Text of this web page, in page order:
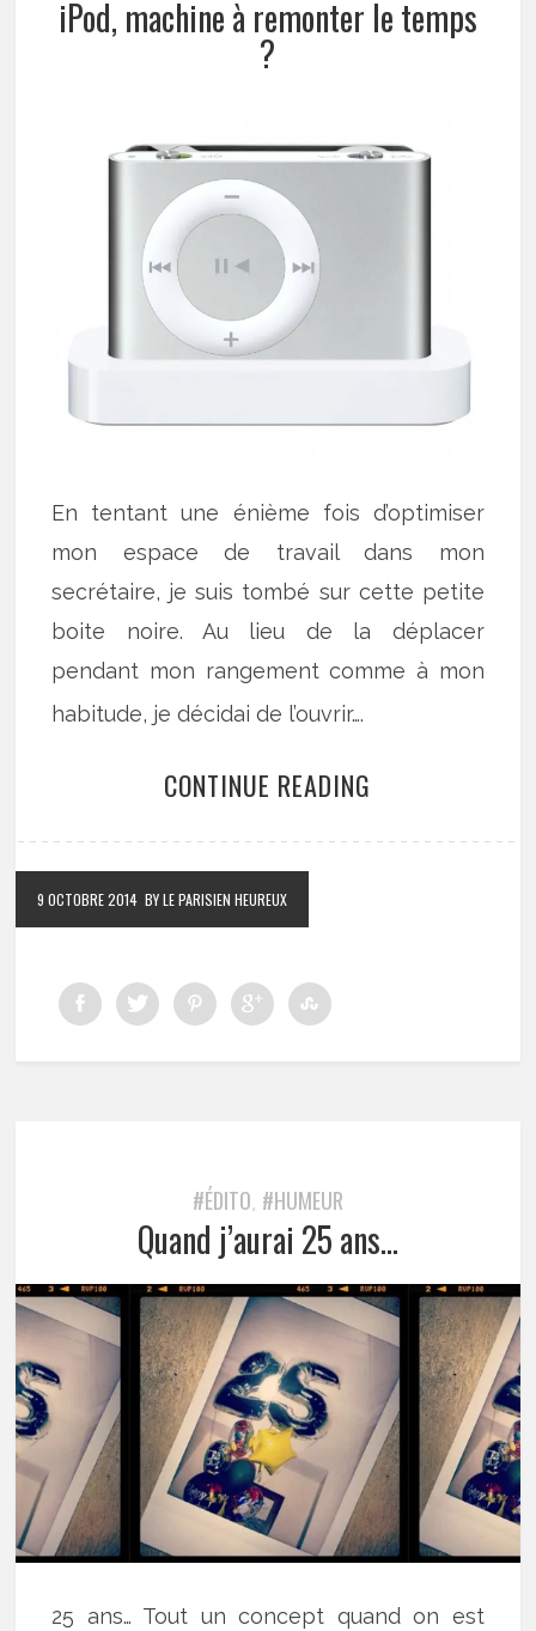
iPod, machine à remonter le temps
?
En tentant une énième fois d’optimiser
mon espace de travail dans mon
secrétaire, je suis tombé sur cette petite
boite noire. Au lieu de la déplacer
pendant mon rangement comme à mon
habitude, je décidai de l’ouvrir….
CONTINUE READING
9 OCTOBRE 2014 BY LE PARISIEN HEUREUX
#ÉDITO, #HUMEUR
Quand j’aurai 25 ans…
25 ans… Tout un concept quand on est